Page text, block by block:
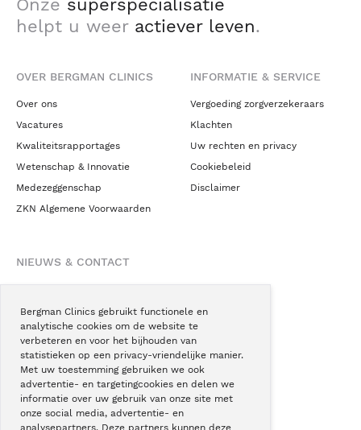
Bergman Clinics gebruikt functionele en
analytische cookies om de website te
verbeteren en voor het bijhouden van
statistieken op een privacy-vriendelijke manier.
Met uw toestemming gebruiken we ook
advertentie- en targetingcookies en delen we
informatie over uw gebruik van onze site met
onze social media, advertentie- en
Onze superspecialisatie
helpt u weer actiever leven.
OVER BERGMAN CLINICS
Over ons
Vacatures
Kwaliteitsrapportages
Wetenschap & Innovatie
Medezeggenschap
ZKN Algemene Voorwaarden
INFORMATIE & SERVICE
Vergoeding zorgverzekeraars
Klachten
Uw rechten en privacy
Cookiebeleid
Disclaimer
NIEUWS & CONTACT
Blogs
Podcast
Pressroom
Instagram
Facebook
LinkedIn